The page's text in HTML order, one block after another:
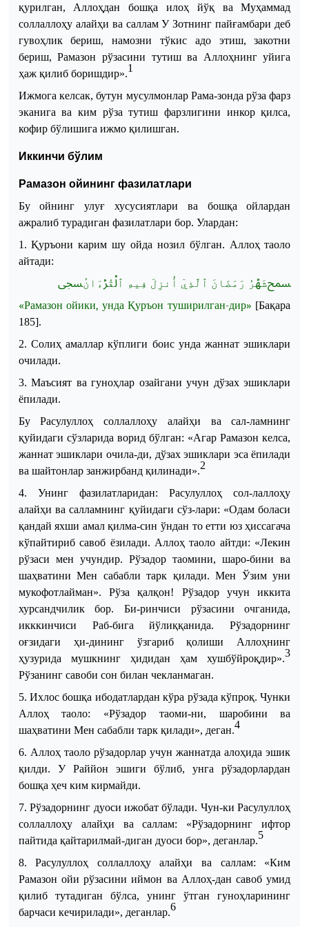
қурилган, Аллоҳдан бошқа илоҳ йўқ ва Муҳаммад
соллаллоҳу алайҳи ва салламУ Зотнинг пайғамбари деб
гувоҳлик бериш, намозни тўкис адо этиш, закотни
бериш,Рамазон рўзасини тутиш ва Аллоҳнинг уйига
ҳаж қилиб боришдир».1
Ижмога келсак, бутун мусулмонлар Рама-зонда рўза фарз
эканига ва ким рўза тутиш фарзлигини инкор қилса,
кофир бўлишига ижмо қилишган.
Иккинчи бўлим
Рамазон ойининг фазилатлари
Бу ойнинг улуғ хусусиятлари ва бошқа ойлардан
ажралиб турадиган фазилатлари бор. Улардан:
1. Қуръони карим шу ойда нозил бўлган. Аллоҳ таоло
айтади:
ﵟشَهۡرُ رَمَضَانَ ٱلَّذِيٓ أُنزِلَ فِيهِ ٱلۡقُرۡءَانُﵞ
«Рамазон ойики, унда Қуръон туширилган-дир» [Бақара
185].
2. Солиҳ амаллар кўплиги боис унда жаннат эшиклари
очилади.
3. Маъсият ва гуноҳлар озайгани учун дўзах эшиклари
ёпилади.
Бу Расулуллоҳ соллаллоҳу алайҳи ва сал-ламнинг
қуйидаги сўзларида ворид бўлган: «Агар Рамазон келса,
жаннат эшиклари очила-ди, дўзах эшиклари эса ёпилади
ва шайтонлар занжирбанд қилинади».2
4. Унинг фазилатларидан: Расулуллоҳ сол-лаллоҳу
алайҳи ва салламнинг қуйидаги сўз-лари: «Одам боласи
қандай яхши амал қилма-син ўндан то етти юз ҳиссагача
кўпайтириб савоб ёзилади. Аллоҳ таоло айтди: «Лекин
рўзаси мен учундир. Рўзадор таомини, шаро-бини ва
шаҳватини Мен сабабли тарк қилади. Мен Ўзим уни
мукофотлайман». Рўза қалқон! Рўзадор учун иккита
хурсандчилик бор. Би-ринчиси рўзасини очганида,
икккинчиси Раб-бига йўлиққанида. Рўзадорнинг
оғзидаги ҳи-дининг ўзгариб қолиши Аллоҳнинг
ҳузурида мушкнинг ҳидидан ҳам хушбўйроқдир».3
Рўзанинг савоби сон билан чекланмаган.
5. Ихлос бошқа ибодатлардан кўра рўзада кўпроқ. Чунки
Аллоҳ таоло:
«Рўзадор таоми-ни, шаробини ва
шаҳватини Мен сабабли тарк қилади», деган.4
6. Аллоҳ таоло рўзадорлар учун жаннатда алоҳида эшик
қилди. У Раййон эшиги бўлиб, унга рўзадорлардан
бошқа ҳеч ким кирмайди.
7. Рўзадорнинг дуоси ижобат бўлади. Чун-ки Расулуллоҳ
соллаллоҳу алайҳи ва саллам:
«Рўзадорнинг ифтор
пайтида қайтарилмай-диган дуоси бор», деганлар.5
8. Расулуллоҳ соллаллоҳу алайҳи ва саллам:
«Ким
Рамазон ойи рўзасини иймон ва Аллоҳ-дан савоб умид
қилиб тутадиган бўлса, унинг ўтган гуноҳларининг
барчаси кечирилади», деганлар.6